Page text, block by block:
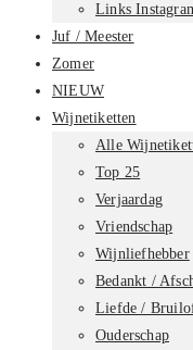
Links
Juf / Meester
Zomer
NIEUW
Wijnetiketten
Alle
Top 25
Verjaardag
Vriendschap
Wijnliefhebber
Bedankt /
Liefde /
Ouderschap